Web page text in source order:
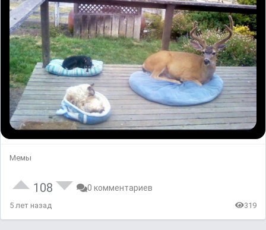
Мемы
108 0 комментариев
5 лет назад 319